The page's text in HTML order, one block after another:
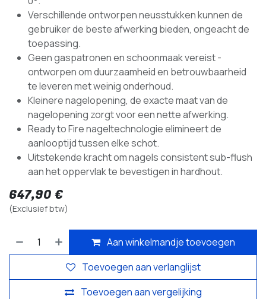
Verschillende ontworpen neusstukken kunnen de
gebruiker de beste afwerking bieden, ongeacht de
toepassing.
Geen gaspatronen en schoonmaak vereist -
ontworpen om duurzaamheid en betrouwbaarheid
te leveren met weinig onderhoud.
Kleinere nagelopening, de exacte maat van de
nagelopening zorgt voor een nette afwerking.
Ready to Fire nageltechnologie elimineert de
aanlooptijd tussen elke schot.
Uitstekende kracht om nagels consistent sub-flush
aan het oppervlak te bevestigen in hardhout.
647,90 €
(Exclusief btw)
Aan winkelmandje toevoegen
Toevoegen aan vergelijking
Toevoegen aan verlanglijst